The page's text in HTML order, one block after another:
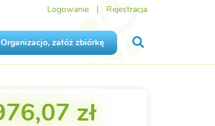
Logowanie Rejestracja
Organizacjo, załóż zbiórkę
zł